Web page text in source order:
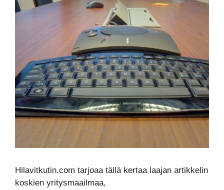
Hilavitkutin.com tarjoaa tällä kertaa laajan artikkelin
koskien yritysmaailmaa,